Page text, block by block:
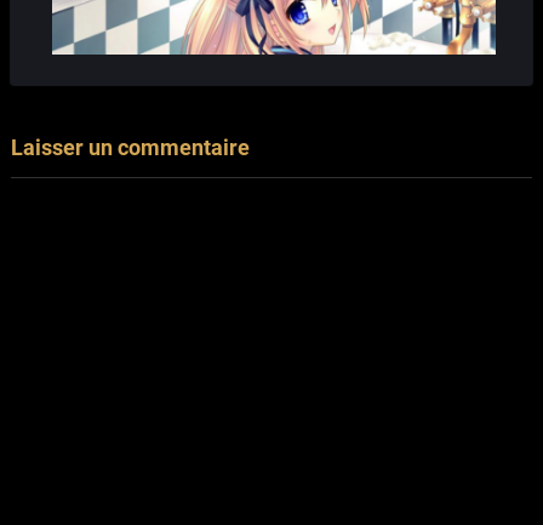
Laisser un commentaire